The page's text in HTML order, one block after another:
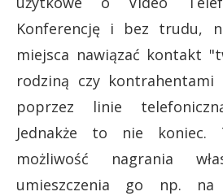
Konferencję i bez trudu,
miejsca nawiązać kontakt
rodziną czy kontrahentami
poprzez linie
Jednakże to nie koniec.
możliwość nagrania
umieszczenia go np. na